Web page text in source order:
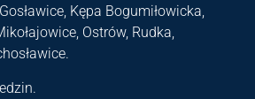
Kępa Bogumiłowicka,
Ostrów, Rudka,